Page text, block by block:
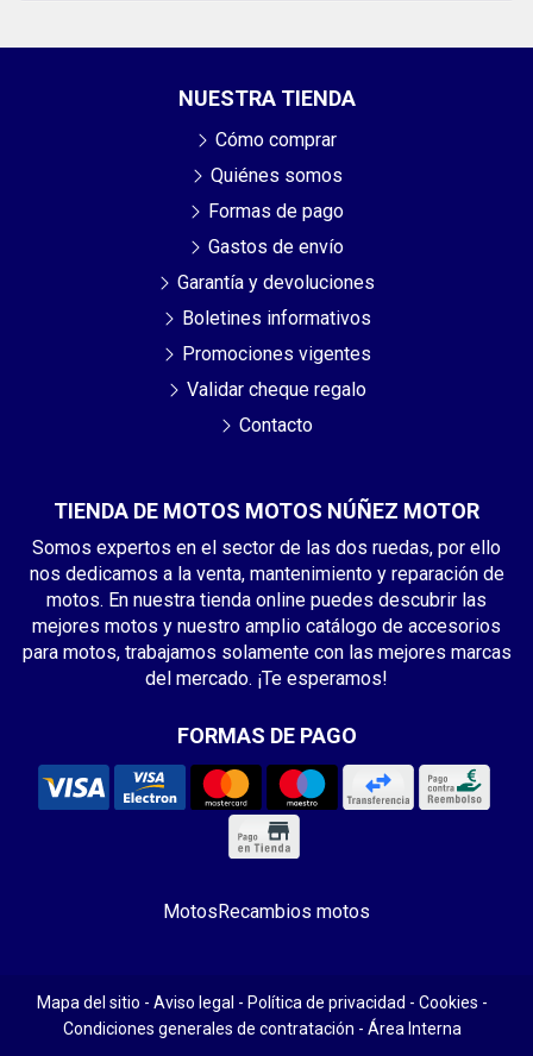
TIENDA DE MOTOS MOTOS NÚÑEZ MOTOR
Somos expertos en el sector de las dos ruedas, por ello
nos dedicamos a la venta, mantenimiento y reparación de
motos. En nuestra tienda online puedes descubrir las
mejores motos y nuestro amplio catálogo de accesorios
para motos, trabajamos solamente con las mejores marcas
del mercado. ¡Te esperamos!
FORMAS DE PAGO
NUESTRA TIENDA
Cómo comprar
Quiénes somos
Formas de pago
Gastos de envío
Garantía y devoluciones
Boletines informativos
Promociones vigentes
Validar cheque regalo
Contacto
MotosRecambios motos
Mapa del sitio - Aviso legal - Política de privacidad - Cookies -
Condiciones generales de contratación - Área Interna